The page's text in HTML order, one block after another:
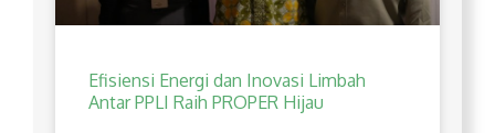
Efisiensi Energi dan Inovasi Limbah
Antar PPLI Raih PROPER Hijau